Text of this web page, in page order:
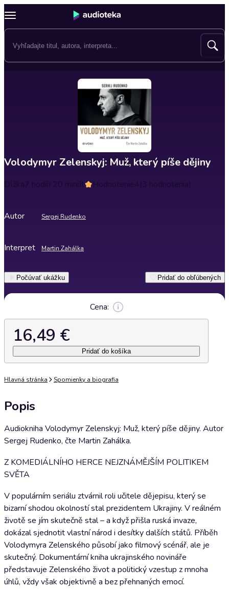
Volodymyr Zelenskyj: Muž, který píše dějiny
Dĺžka7 hodín 20 minút Hodnotenie4(3 hodnotenia)
Autor Sergej Rudenko
Interpret Martin Zahálka
Počúvať ukážku Pridať do obľúbených
Cena:
16,49 €
Pridať do košíka
Hlavná stránka Spomienky a biografia
Popis
Audiokniha Volodymyr Zelenskyj: Muž, který píše dějiny. Autor
Sergej Rudenko, čte Martin Zahálka.
Z KOMEDIÁLNÍHO HERCE NEJZNÁMĚJŠÍM POLITIKEM
SVĚTA
V populárním seriálu ztvárnil roli učitele dějepisu, který se
bizarní shodou okolností stal prezidentem Ukrajiny. V reálném
životě se jím skutečně stal – a když přišla ruská invaze,
dokázal sjednotit vlastní národ i desítky dalších států. Příběh
Volodymyra Zelenského působí jako filmový scénář, ale je
skutečný. Dokumentární kniha ukrajinského novináře
představuje Zelenského život a politický vzestup z mnoha
úhlů, vždy však objektivně a bez přehnaných emocí.